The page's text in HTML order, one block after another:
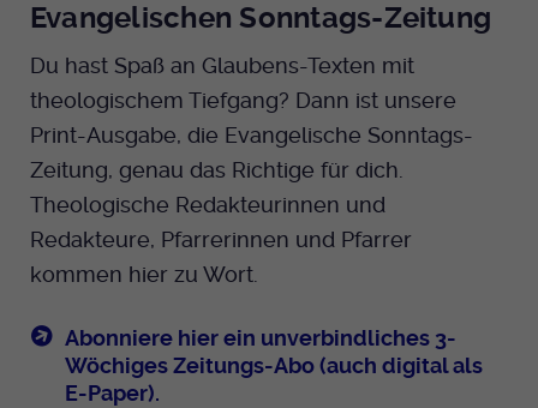
Evangelischen Sonntags-Zeitung
Du hast Spaß an Glaubens-Texten mit
theologischem Tiefgang? Dann ist unsere
Print-Ausgabe, die Evangelische Sonntags-
Zeitung, genau das Richtige für dich.
Theologische Redakteurinnen und
Redakteure, Pfarrerinnen und Pfarrer
kommen hier zu Wort.
Abonniere hier ein unverbindliches 3-
Wöchiges Zeitungs-Abo (auch digital als
E-Paper).